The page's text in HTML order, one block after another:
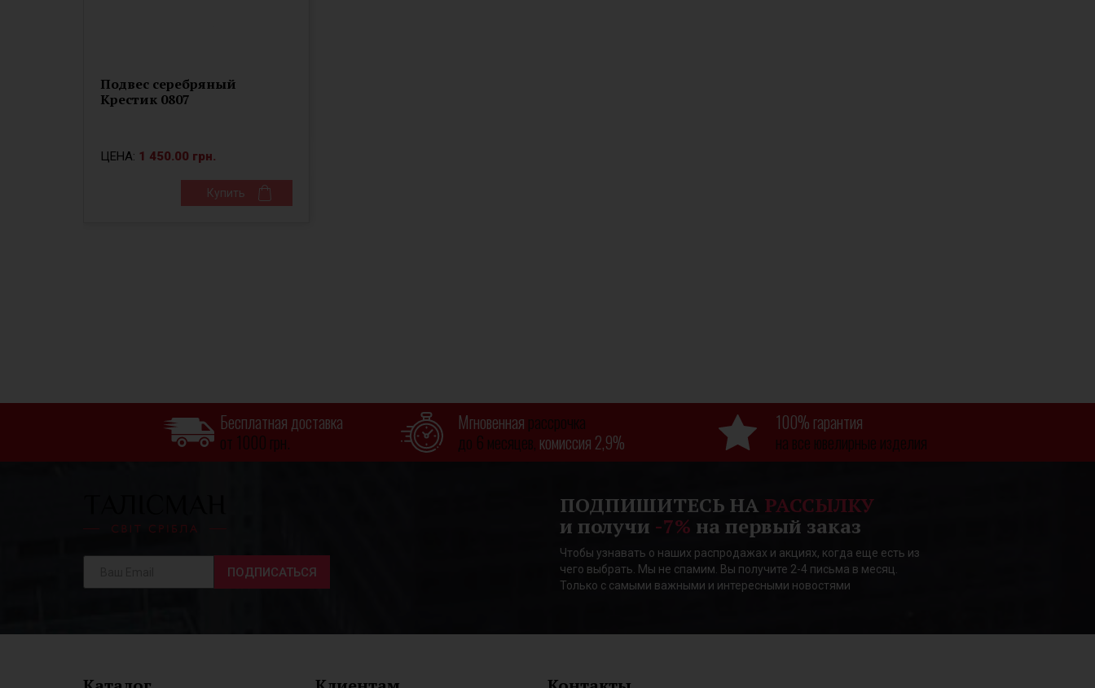
Подвес серебряный
Крестик 0807
ЦЕНА: 1 450.00 грн.
Купить
Бесплатная доставка
от 1000 грн.
Мгновенная рассрочка
до 6 месяцев, комиссия 2,9%
100% гарантия
на все ювелирные изделия
ПОДПИСАТЬСЯ
ПОДПИШИТЕСЬ НА РАССЫЛКУ
и получи -7% на первый заказ
Чтобы узнавать о наших распродажах и акциях, когда еще есть из
чего выбрать. Мы не спамим. Вы получите 2-4 письма в месяц.
Только с самыми важными и интересными новостями